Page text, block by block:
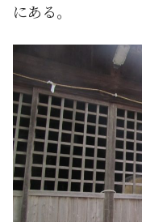
にある。